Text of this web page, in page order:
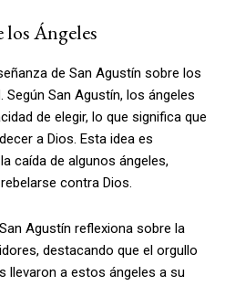
Ángeles
de San Agustín sobre los
San Agustín, los ángeles
de elegir, lo que significa que
a Dios. Esta idea es
caída de algunos ángeles,
contra Dios.
Agustín reflexiona sobre la
destacando que el orgullo
llevaron a estos ángeles a su